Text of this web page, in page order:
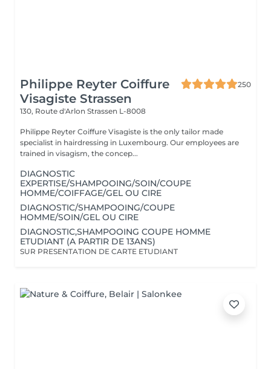
Philippe Reyter Coiffure
Visagiste Strassen
250
130, Route d'Arlon Strassen L-8008
Philippe Reyter Coiffure Visagiste is the only tailor made
specialist in hairdressing in Luxembourg. Our employees are
trained in visagism, the concep...
DIAGNOSTIC
EXPERTISE/SHAMPOOING/SOIN/COUPE
HOMME/COIFFAGE/GEL OU CIRE
DIAGNOSTIC/SHAMPOOING/COUPE
HOMME/SOIN/GEL OU CIRE
DIAGNOSTIC,SHAMPOOING COUPE HOMME
ETUDIANT (A PARTIR DE 13ANS)
SUR PRESENTATION DE CARTE ETUDIANT